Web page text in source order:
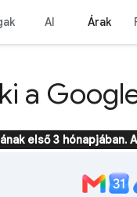
AI Árak
a
első 3